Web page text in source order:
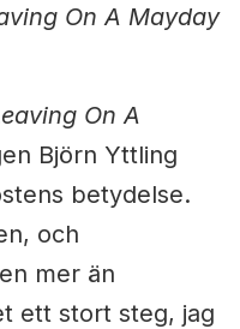
On A Mayday
On A
Björn Yttling
betydelse.
och
mer än
ett stort steg, jag